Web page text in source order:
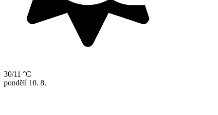
30/11 °C
pondělí 10. 8.